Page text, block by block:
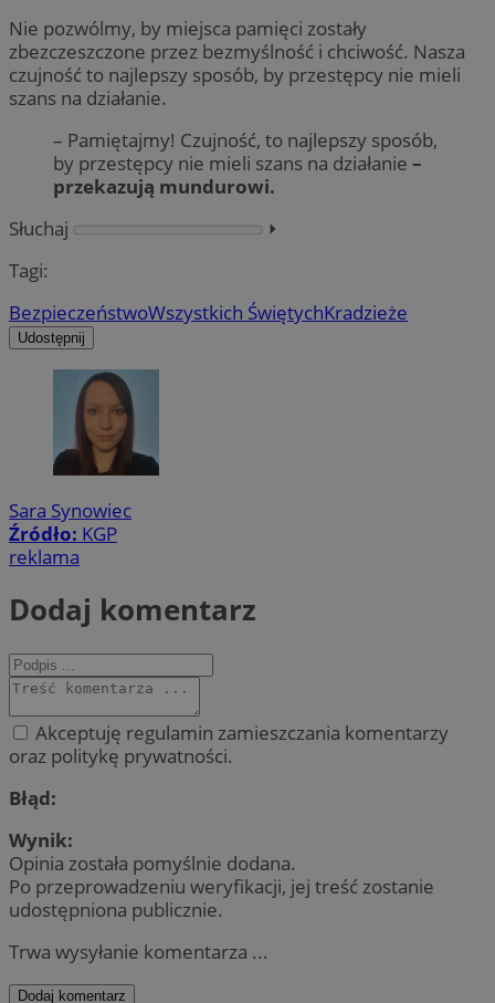
Nie pozwólmy, by miejsca pamięci zostały
zbezczeszczone przez bezmyślność i chciwość. Nasza
czujność to najlepszy sposób, by przestępcy nie mieli
szans na działanie.
– Pamiętajmy! Czujność, to najlepszy sposób,
by przestępcy nie mieli szans na działanie –
przekazują mundurowi.
Słuchaj
⏵︎
Tagi:
BezpieczeństwoWszystkich ŚwiętychKradzieże
Udostępnij
Sara Synowiec
Źródło: KGP
reklama
Dodaj komentarz
Akceptuję regulamin zamieszczania komentarzy
oraz politykę prywatności.
Błąd:
Wynik:
Opinia została pomyślnie dodana.
Po przeprowadzeniu weryfikacji, jej treść zostanie
udostępniona publicznie.
Trwa wysyłanie komentarza ...
Dodaj komentarz